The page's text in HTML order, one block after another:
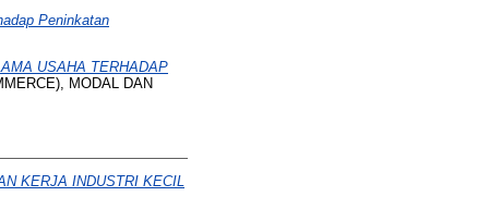
Peninkatan
USAHA TERHADAP
MODAL DAN
KERJA INDUSTRI KECIL